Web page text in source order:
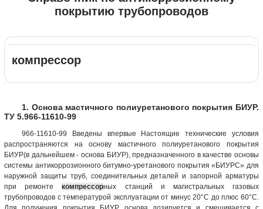
покрытию трубопроводов
компрессор
1. Основа мастичного полиуретанового покрытия БИУР.
ТУ 5.966-11610-99
966-11610-99 Введены впервые Настоящие технические условия
распространяются на основу мастичного полиуретанового покрытия
БИУР(в дальнейшем - основа БИУР), предназначенного в качестве основы
системы антикоррозионного битумно-уретанового покрытия «БИУРС» для
наружной защиты труб, соединительных деталей и запорной арматуры
при ремонтекомпрессорных станций и магистральных газовых
трубопроводов с температурой эксплуатации от минус 20°С до плюс 60°С.